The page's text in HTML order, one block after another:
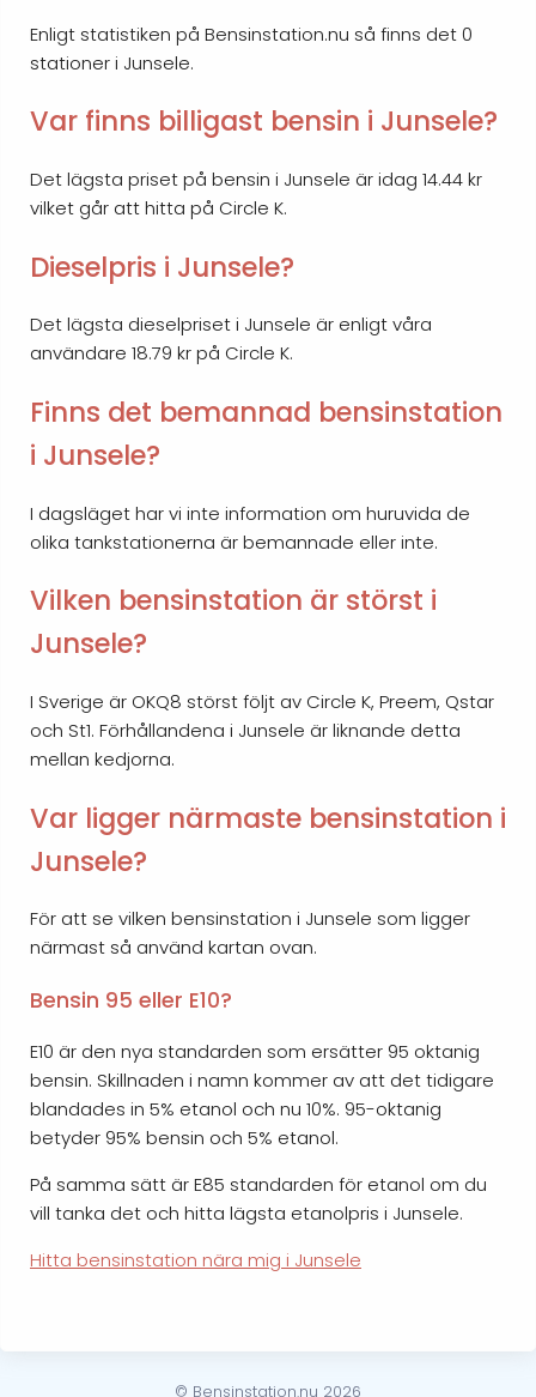
Enligt statistiken på Bensinstation.nu så finns det 0
stationer i Junsele.
Var finns billigast bensin i Junsele?
Det lägsta priset på bensin i Junsele är idag 14.44 kr
vilket går att hitta på Circle K.
Dieselpris i Junsele?
Det lägsta dieselpriset i Junsele är enligt våra
användare 18.79 kr på Circle K.
Finns det bemannad bensinstation
i Junsele?
I dagsläget har vi inte information om huruvida de
olika tankstationerna är bemannade eller inte.
Vilken bensinstation är störst i
Junsele?
I Sverige är OKQ8 störst följt av Circle K, Preem, Qstar
och St1. Förhållandena i Junsele är liknande detta
mellan kedjorna.
Var ligger närmaste bensinstation i
Junsele?
För att se vilken bensinstation i Junsele som ligger
närmast så använd kartan ovan.
Bensin 95 eller E10?
E10 är den nya standarden som ersätter 95 oktanig
bensin. Skillnaden i namn kommer av att det tidigare
blandades in 5% etanol och nu 10%. 95-oktanig
betyder 95% bensin och 5% etanol.
På samma sätt är E85 standarden för etanol om du
vill tanka det och hitta lägsta etanolpris i Junsele.
Hitta bensinstation nära mig i Junsele
© Bensinstation.nu 2026